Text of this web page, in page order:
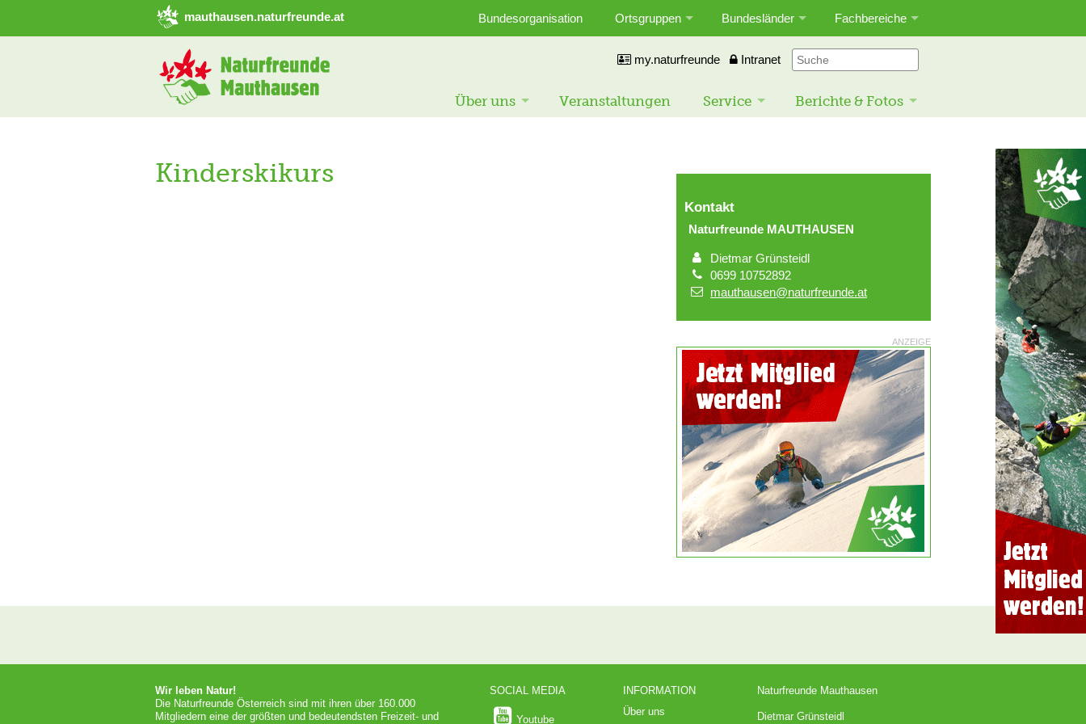
➜ Hauptregion der Seite anspringen
mauthausen.naturfreunde.at Bundesorganisation Ortsgruppen Bundesländer Fachbereiche
my.naturfreunde Intranet
Über uns Veranstaltungen Service Berichte & Fotos
Kinderskikurs
Kontakt
Naturfreunde MAUTHAUSEN
Dietmar Grünsteidl
0699 10752892
mauthausen@naturfreunde.at
ANZEIGE
Wir leben Natur!
Die Naturfreunde Österreich sind mit ihren über 160.000
Mitgliedern eine der größten und bedeutendsten Freizeit- und
SOCIAL MEDIA
Youtube
INFORMATION
Über uns
Naturfreunde Mauthausen
Dietmar Grünsteidl